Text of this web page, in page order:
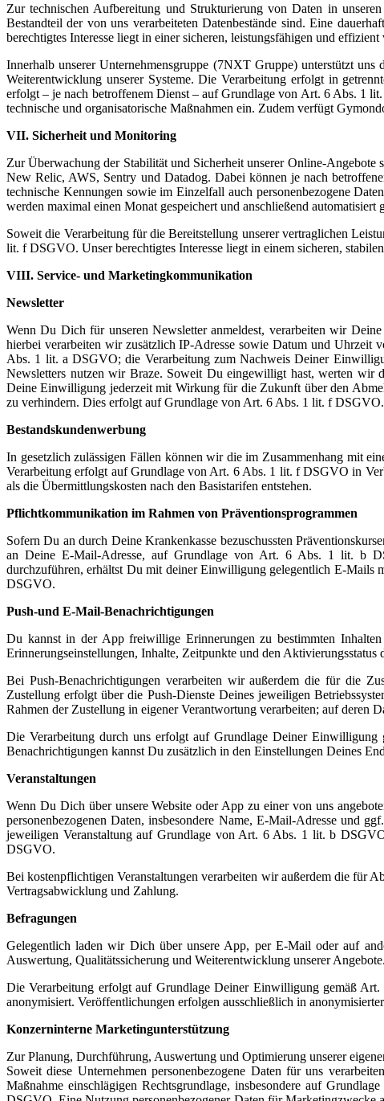
Zur technischen Aufbereitung und Strukturierung von Daten in
Bestandteil der von uns verarbeiteten Datenbestände sind. Eine
berechtigtes Interesse liegt in einer sicheren, leistungsfähigen und
Innerhalb unserer Unternehmensgruppe (7NXT Gruppe) unterstützt
Weiterentwicklung unserer Systeme. Die Verarbeitung erfolgt in
erfolgt – je nach betroffenem Dienst – auf Grundlage von Art. 6 Abs. 1
technische und organisatorische Maßnahmen ein. Zudem verfügt
VII. Sicherheit und Monitoring
Zur Überwachung der Stabilität und Sicherheit unserer Online-
New Relic, AWS, Sentry und Datadog. Dabei können je nach
technische Kennungen sowie im Einzelfall auch personenbezogene
werden maximal einen Monat gespeichert und anschließend automatisiert
Soweit die Verarbeitung für die Bereitstellung unserer vertraglichen
lit. f DSGVO. Unser berechtigtes Interesse liegt in einem sicheren,
VIII. Service- und Marketingkommunikation
Newsletter
Wenn Du Dich für unseren Newsletter anmeldest, verarbeiten wir
hierbei verarbeiten wir zusätzlich IP-Adresse sowie Datum und
Abs. 1 lit. a DSGVO; die Verarbeitung zum Nachweis Deiner
Newsletters nutzen wir Braze. Soweit Du eingewilligt hast, werten wir
Deine Einwilligung jederzeit mit Wirkung für die Zukunft über den
zu verhindern. Dies erfolgt auf Grundlage von Art. 6 Abs. 1 lit. f DSGVO.
Bestandskundenwerbung
In gesetzlich zulässigen Fällen können wir die im Zusammenhang mit
Verarbeitung erfolgt auf Grundlage von Art. 6 Abs. 1 lit. f DSGVO in
als die Übermittlungskosten nach den Basistarifen entstehen.
Pflichtkommunikation im Rahmen von Präventionsprogrammen
Sofern Du an durch Deine Krankenkasse bezuschussten
an Deine E-Mail-Adresse, auf Grundlage von Art. 6 Abs. 1 lit. b
durchzuführen, erhältst Du mit deiner Einwilligung gelegentlich E-Mails
DSGVO.
Push-und E-Mail-Benachrichtigungen
Du kannst in der App freiwillige Erinnerungen zu bestimmten
Erinnerungseinstellungen, Inhalte, Zeitpunkte und den
Bei Push-Benachrichtigungen verarbeiten wir außerdem die für die
Zustellung erfolgt über die Push-Dienste Deines jeweiligen
Rahmen der Zustellung in eigener Verantwortung verarbeiten; auf deren
Die Verarbeitung durch uns erfolgt auf Grundlage Deiner
Benachrichtigungen kannst Du zusätzlich in den Einstellungen Deines
Veranstaltungen
Wenn Du Dich über unsere Website oder App zu einer von uns
personenbezogenen Daten, insbesondere Name, E-Mail-Adresse und
jeweiligen Veranstaltung auf Grundlage von Art. 6 Abs. 1 lit. b
DSGVO.
Bei kostenpflichtigen Veranstaltungen verarbeiten wir außerdem die für
Vertragsabwicklung und Zahlung.
Befragungen
Gelegentlich laden wir Dich über unsere App, per E-Mail oder auf
Auswertung, Qualitätssicherung und Weiterentwicklung unserer
Die Verarbeitung erfolgt auf Grundlage Deiner Einwilligung gemäß
anonymisiert. Veröffentlichungen erfolgen ausschließlich in
Konzerninterne Marketingunterstützung
Zur Planung, Durchführung, Auswertung und Optimierung unserer
Soweit diese Unternehmen personenbezogene Daten für uns
Maßnahme einschlägigen Rechtsgrundlage, insbesondere auf